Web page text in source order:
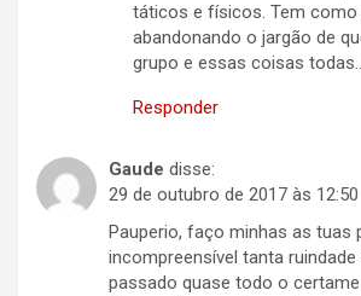
táticos e físicos. Tem como
abandonando o jargão de
grupo e essas coisas
Responder
Gaude disse:
29 de outubro de 2017 às 12:50
Pauperio, faço minhas as tuas
incompreensível tanta
passado quase todo o